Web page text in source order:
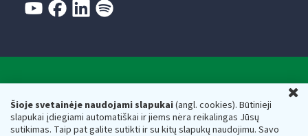
Šioje svetainėje naudojami slapukai(angl. cookies). Būtinieji
slapukai įdiegiami automatiškai ir jiems nėra reikalingas Jūsų
sutikimas. Taip pat galite sutikti ir su kitų slapukų naudojimu. Savo
Valstybinė mokesčių inspekcija prie Lietuvos
Respublikos finansų ministerijos
Biudžetinė įstaiga. Juridinio asmens kodas — 188659752,